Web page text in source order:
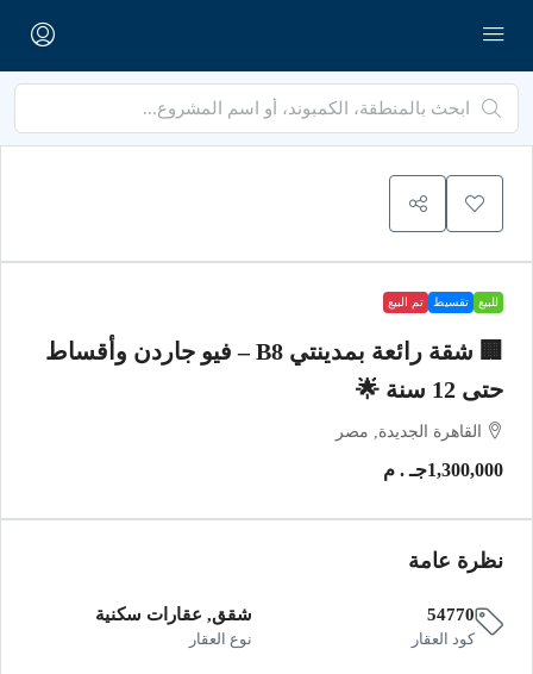
للبيع تقسيط تم البيع
🏢 شقة رائعة بمدينتي B8 – فيو جاردن وأقساط
حتى 12 سنة 🌟
القاهرة الجديدة, مصر
1,300,000جـ . م
نظرة عامة
54770
كود العقار
شقق, عقارات سكنية
نوع العقار